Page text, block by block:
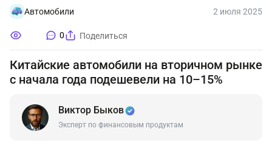
Автомобили 2 июля 2025
0 Поделиться
Китайские автомобили на вторичном рынке
с начала года подешевели на 10–15%
Виктор Быков
Эксперт по финансовым продуктам